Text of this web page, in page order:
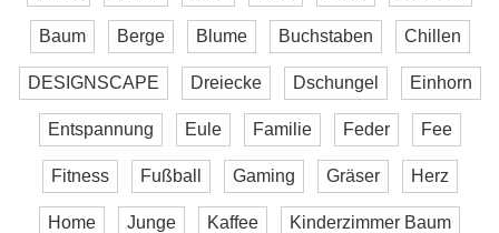
Baum Berge Blume Buchstaben Chillen
DESIGNSCAPE Dreiecke Dschungel Einhorn
Entspannung Eule Familie Feder Fee
Fitness Fußball Gaming Gräser Herz
Home Junge Kaffee Kinderzimmer Baum